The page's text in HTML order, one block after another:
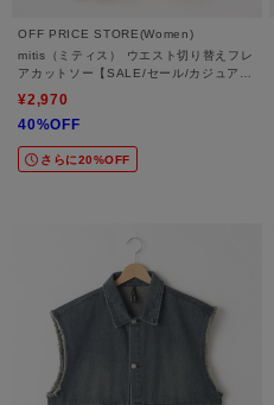
OFF PRICE STORE(Women)
mitis（ミティス） ウエスト切り替えフレ
アカットソー【SALE/セール/カジュア
ル/デイリー/トレンド/ゆったり】
¥2,970
40%OFF
さらに20%OFF